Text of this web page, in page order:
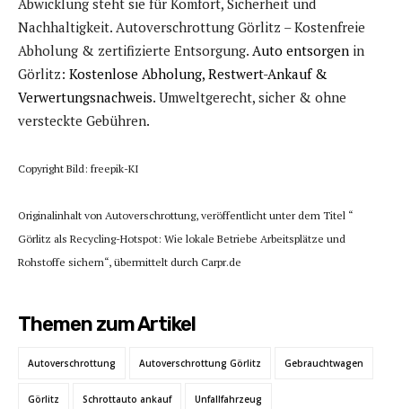
Abwicklung steht sie für Komfort, Sicherheit und
Nachhaltigkeit. Autoverschrottung Görlitz – Kostenfreie
Abholung & zertifizierte Entsorgung. Auto entsorgen in
Görlitz: Kostenlose Abholung, Restwert-Ankauf &
Verwertungsnachweis. Umweltgerecht, sicher & ohne
versteckte Gebühren.
Copyright Bild: freepik-KI
Originalinhalt von Autoverschrottung, veröffentlicht unter dem Titel “
Görlitz als Recycling-Hotspot: Wie lokale Betriebe Arbeitsplätze und
Rohstoffe sichern“, übermittelt durch Carpr.de
Themen zum Artikel
Autoverschrottung Autoverschrottung Görlitz Gebrauchtwagen
Görlitz Schrottauto ankauf Unfallfahrzeug